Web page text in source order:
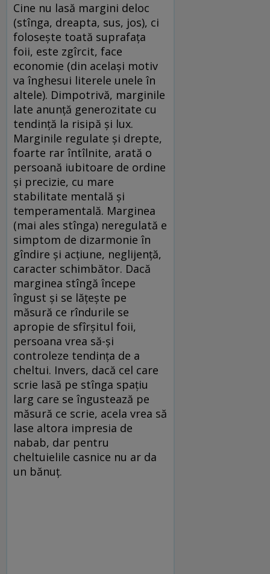
Cine nu lasă margini deloc
(stînga, dreapta, sus, jos), ci
folosește toată suprafața
foii, este zgîrcit, face
economie (din același motiv
va înghesui literele unele în
altele). Dimpotrivă, marginile
late anunță generozitate cu
tendință la risipă și lux.
Marginile regulate și drepte,
foarte rar întîlnite, arată o
persoană iubitoare de ordine
și precizie, cu mare
stabilitate mentală și
temperamentală. Marginea
(mai ales stînga) neregulată e
simptom de dizarmonie în
gîndire și acțiune, neglijență,
caracter schimbător. Dacă
marginea stîngă începe
îngust și se lățește pe
măsură ce rîndurile se
apropie de sfîrșitul foii,
persoana vrea să-și
controleze tendința de a
cheltui. Invers, dacă cel care
scrie lasă pe stînga spațiu
larg care se îngustează pe
măsură ce scrie, acela vrea să
lase altora impresia de
nabab, dar pentru
cheltuielile casnice nu ar da
un bănuț.